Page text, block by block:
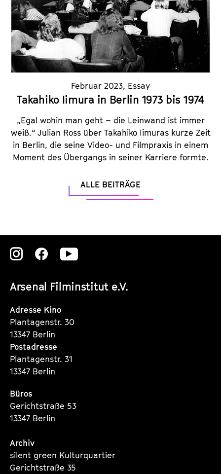
Februar 2023, Essay
Takahiko Iimura in Berlin 1973 bis 1974
„Egal wohin man geht – die Leinwand ist immer
weiß.“ Julian Ross über Takahiko Iimuras kurze Zeit
in Berlin, die seine Video- und Filmpraxis in einem
Moment des Übergangs in seiner Karriere formte.
ALLE BEITRÄGE
Arsenal Filminstitut e.V.
Zu
Instagram
Seite
Zu
Instagram
Seite
Zu
Instagram
Adresse Kino
Plantagenstr. 30
13347 Berlin
Postadresse
Plantagenstr. 31
13347 Berlin
Büros
Gerichtstraße 53
13347 Berlin
Archiv
silent green Kulturquartier
Gerichtstraße 35